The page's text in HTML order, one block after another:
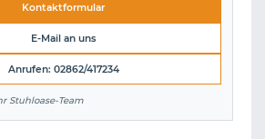
Kontaktformular
E-Mail an uns
Anrufen: 02862/417234
Stuhloase-Team